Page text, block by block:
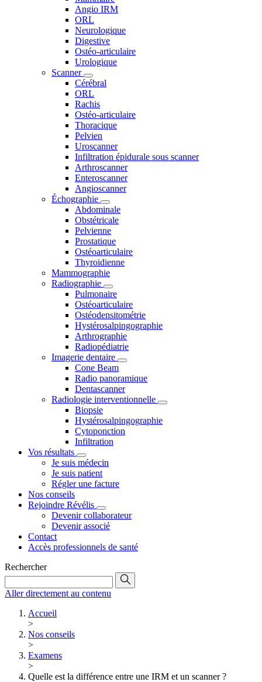
Angio IRM
ORL
Neurologique
Digestive
Ostéo-articulaire
Urologique
Scanner
Cérébral
ORL
Rachis
Ostéo-articulaire
Thoracique
Pelvien
Uroscanner
Infiltration épidurale sous scanner
Arthroscanner
Enteroscanner
Angioscanner
Échographie
Abdominale
Obstétricale
Pelvienne
Prostatique
Ostéoarticulaire
Thyroidienne
Mammographie
Radiographie
Pulmonaire
Ostéoarticulaire
Ostéodensitométrie
Hystérosalpingographie
Arthrographie
Radiopédiatrie
Imagerie dentaire
Cone Beam
Radio panoramique
Dentascanner
Radiologie interventionnelle
Biopsie
Hystérosalpingographie
Cytoponction
Infiltration
Vos résultats
Je suis médecin
Je suis patient
Régler une facture
Nos conseils
Rejoindre Révélis
Devenir collaborateur
Devenir associé
Contact
Accès professionnels de santé
Rechercher
Aller directement au contenu
Accueil
>
Nos conseils
>
Examens
>
Quelle est la différence entre une IRM et un scanner ?